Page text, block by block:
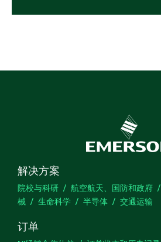
解决方案
院校与科研 航空航天、国防和政府
械
生命科学 半导体 交通运输
订单